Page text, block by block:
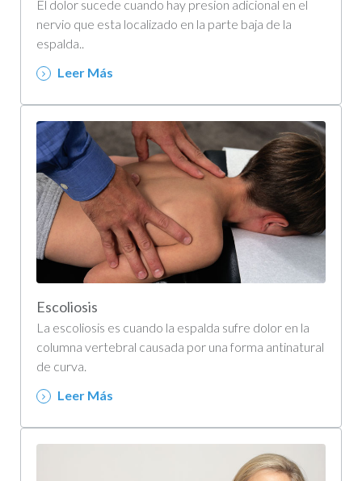
El dolor sucede cuando hay presion adicional en el
nervio que esta localizado en la parte baja de la
espalda..
Leer Más
Escoliosis
La escoliosis es cuando la espalda sufre dolor en la
columna vertebral causada por una forma antinatural
de curva.
Leer Más